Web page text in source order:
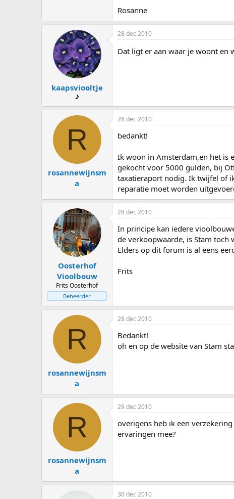
Rosanne
kaapsviooltje
♪
28 dec 2010
Dat ligt er aan waar je woont en
R
rosannewijnsm
a
28 dec 2010
bedankt!
Ik woon in Amsterdam,en het is
gekocht voor 5000 gulden, bij
taxatieraport nodig. Ik twijfel of
reparatie moet worden
Oosterhof
Vioolbouw
Frits Oosterhof
Beheerder
28 dec 2010
In principe kan iedere
de verkoopwaarde, is Stam toch
Elders op dit forum is al eens
Frits
R
rosannewijnsm
a
28 dec 2010
Bedankt!
oh en op de website van Stam
R
rosannewijnsm
a
29 dec 2010
overigens heb ik een
ervaringen mee?
30 dec 2010